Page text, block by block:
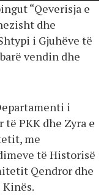
“Qeverisja e
dhe
i Gjuhëve të
vendin dhe
i
PKK dhe Zyra e
me
të Historisë
Qendror dhe